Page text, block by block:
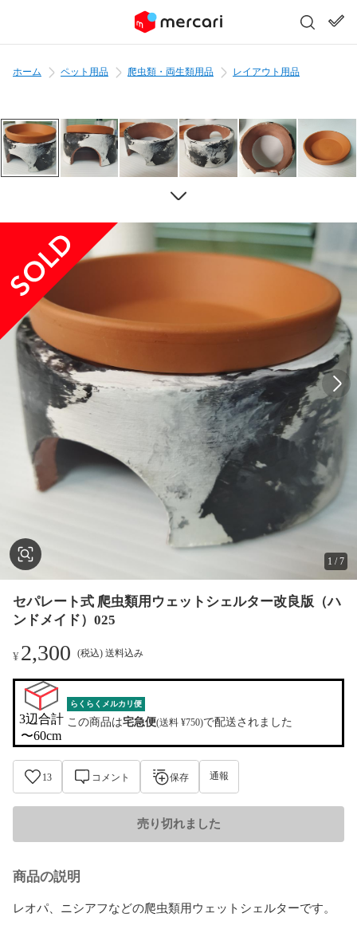
ホーム ペット用品 爬虫類・両生類用品 レイアウト用品
1 /7
セパレート式 爬虫類用ウェットシェルター改良版（ハ
ンドメイド）025
¥2,300 (税込) 送料込み
3辺合計
〜60cm
らくらくメルカリ便
この商品は宅急便(送料 ¥750)で配送されました
13 コメント 保存 通報
売り切れました
商品の説明
レオパ、ニシアフなどの爬虫類用ウェットシェルターです。